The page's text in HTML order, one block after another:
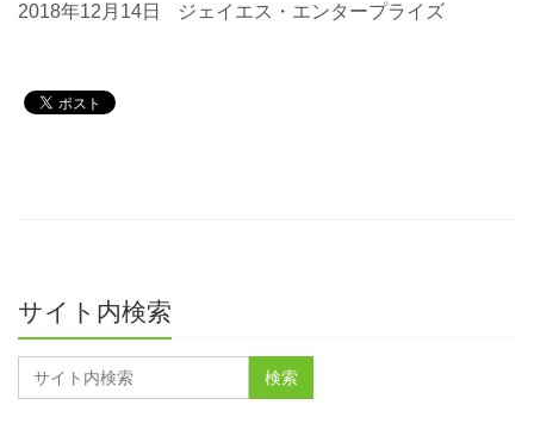
2018年12月14日 ジェイエス・エンタープライズ
サイト内検索